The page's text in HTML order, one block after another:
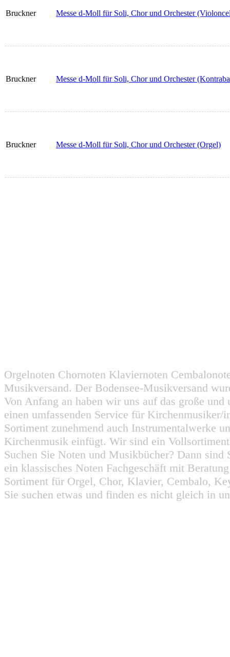
Bruckner Messe d-Moll für Soli, Chor und Orchester
Bruckner Messe d-Moll für Soli, Chor und Orchester
Bruckner Messe d-Moll für Soli, Chor und Orchester (Orgel)
Orgelnoten Chornoten Klaviernoten
Musikversand. Der Bodensee-Musikversand
Von Anfang an haben wir uns auf das große
einen umfassenden Service für
Sortiment zunehmend auch Instrumentalwerke
Kirchenmusik einfügt. Wir sind ein
Suchen Sie Noten und Musikbücher? Dann
ein klassisches Noten Fachgeschäft mit
Sortiment für Orgel, Chor, Klavier, Cembalo,
Sie suchen etwas und finden es nicht gleich in